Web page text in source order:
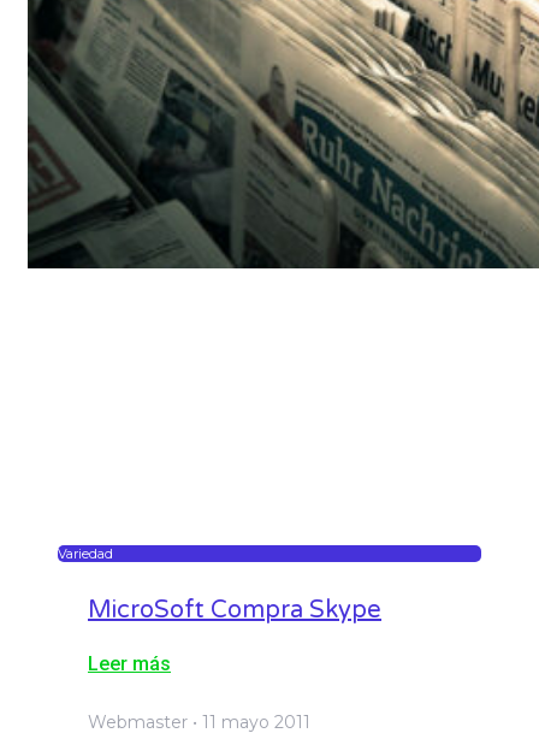
Variedad
MicroSoft Compra Skype
Leer más
Webmaster 11 mayo 2011